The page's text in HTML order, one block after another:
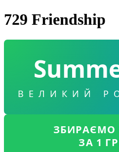
729 Friendship
ВЕЛИКИЙ
ЗБИРАЄМО
ЗА 1